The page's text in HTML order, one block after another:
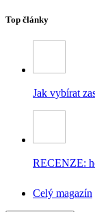
Top články
Jak vybírat
RECENZE:
Celý magazín